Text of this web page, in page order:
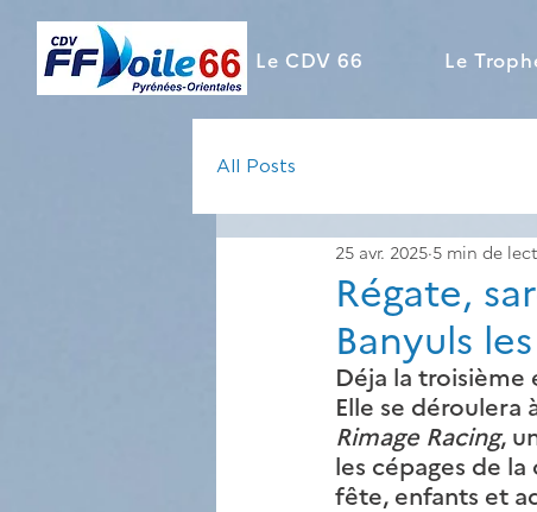
Le CDV 66 Le
All Posts
Régate,
Banyuls
25 avr. 2025 5 min de
Déja la troisième
Elle se déroulera
Rimage Racing,
les cépages de
fête, enfants et